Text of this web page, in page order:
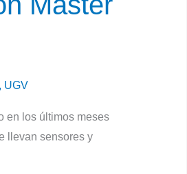
, UGV
en los últimos meses
llevan sensores y